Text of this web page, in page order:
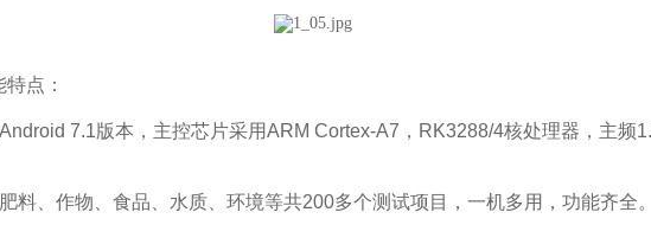
特点：
7.1版本，主控芯片采用ARM Cortex-A7，RK3288/4核处理器，主频
、作物、食品、水质、环境等共200多个测试项目，一机多用，功能齐全。